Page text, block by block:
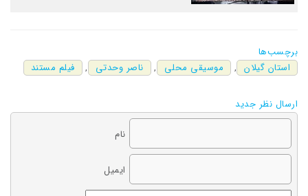
برچسب‌ها
استان گیلان , موسیقی محلی , ناصر وحدتی , فیلم مستند
ارسال نظر جدید
نام
ایمیل